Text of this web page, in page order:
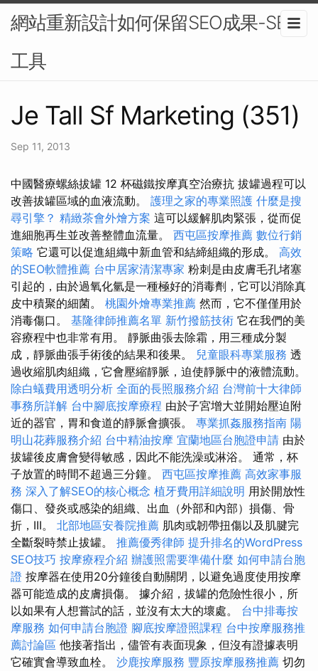
網站重新設計如何保留SEO成果-SEO
工具
Je Tall Sf Marketing (351)
Sep 11, 2013
中國醫療螺絲拔罐 12 杯磁鐵按摩真空治療抗 拔罐過程可以
改善拔罐區域的血液流動。 護理之家的專業照護 什麼是搜
尋引擎？ 精緻茶會外燴方案 這可以緩解肌肉緊張，從而促
進細胞再生並改善整體血流量。 西屯區按摩推薦 數位行銷
策略 它還可以促進組織中新血管和結締組織的形成。 高效
的SEO軟體推薦 台中居家清潔專家 粉刺是由皮膚毛孔堵塞
引起的，由於過氧化氫是一種極好的消毒劑，它可以消除真
皮中積聚的細菌。 桃園外燴專業推薦 然而，它不僅僅用於
消毒傷口。 基隆律師推薦名單 新竹撥筋技術 它在我們的美
容療程中也非常有用。 靜脈曲張去除霜，用三種成分製
成，靜脈曲張手術後的結果和後果。 兒童眼科專業服務 透
過收縮肌肉組織，它會壓縮靜脈，迫使靜脈中的液體流動。
除白蟻費用透明分析 全面的長照服務介紹 台灣前十大律師
事務所詳解 台中腳底按摩療程 由於子宮增大並開始壓迫附
近的器官，胃和食道的靜脈會擴張。 專業抓姦服務指南 陽
明山花葬服務介紹 台中精油按摩 宜蘭地區台胞證申請 由於
拔罐後皮膚會變得敏感，因此不能洗澡或淋浴。 通常，杯
子放置的時間不超過三分鐘。 西屯區按摩推薦 高效家事服
務 深入了解SEO的核心概念 植牙費用詳細說明 用於開放性
傷口、發炎或感染的組織、出血（外部和內部）損傷、骨
折，III。 北部地區安養院推薦 肌肉或韌帶扭傷以及肌腱完
全斷裂時禁止拔罐。 推薦優秀律師 提升排名的WordPress
SEO技巧 按摩療程介紹 辦護照需要準備什麼 如何申請台胞
證 按摩器在使用20分鐘後自動關閉，以避免過度使用按摩
器可能造成的皮膚損傷。 據介紹，拔罐的危險性很小，所
以如果有人想嘗試的話，並沒有太大的壞處。 台中排毒按
摩服務 如何申請台胞證 腳底按摩證照課程 台中按摩服務推
薦討論區 他接著指出，儘管有表面現象，但沒有證據表明
它確實會導致血栓。 沙鹿按摩服務 豐原按摩服務推薦 切勿